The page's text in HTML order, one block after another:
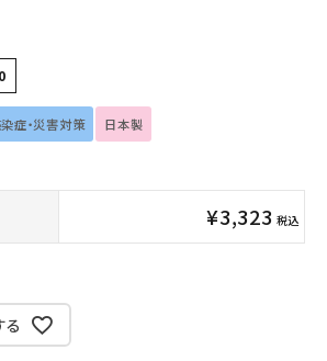
ェア
ティ
症・災害対策 日本製
¥3,323 税込
る